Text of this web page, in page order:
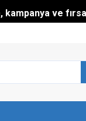
kampanya ve